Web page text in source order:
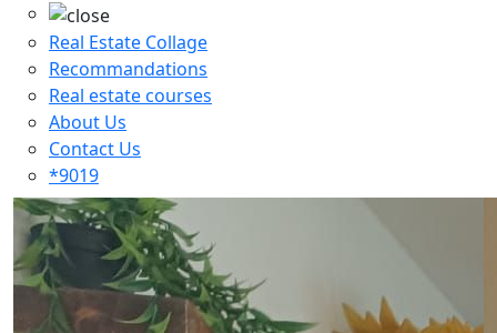
Real Estate Collage
Recommandations
Real estate courses
About Us
Contact Us
*9019